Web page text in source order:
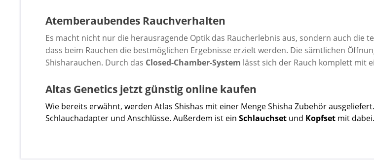
Atemberaubendes Rauchverhalten
Es macht nicht nur die herausragende Optik das Raucherlebnis aus, sondern auch die
dass beim Rauchen die bestmöglichen Ergebnisse erzielt werden. Die sämtlichen
Shisharauchen. Durch das Closed-Chamber-System lässt sich der Rauch komplett mit
Altas Genetics jetzt günstig online kaufen
Wie bereits erwähnt, werden Atlas Shishas mit einer Menge Shisha Zubehör
Schlauchadapter und Anschlüsse. Außerdem ist ein Schlauchset und Kopfset mit